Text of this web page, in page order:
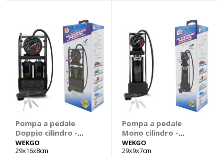
Pompa a pedale
Doppio cilindro -
WEKGO
WEKGO
29x16x8cm
Pompa a pedale
Mono cilindro -
WEKGO
WEKGO
29x9x7cm